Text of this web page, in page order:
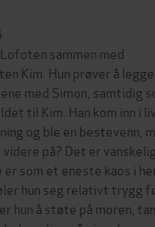
sammen med
Kim. Hun prøver å
med Simon, samtidig
til Kim. Han kom inn i
og ble en bestevenn,
videre på? Det er
som et eneste kaos i
hun seg relativt trygg
hun å støte på moren,